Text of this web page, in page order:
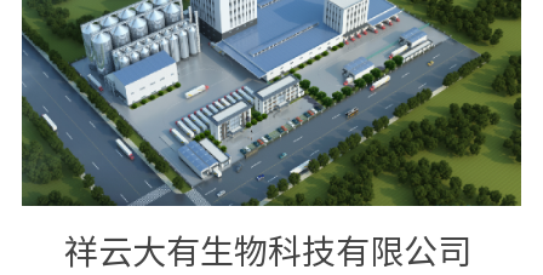
祥云大有生物科技有限公司